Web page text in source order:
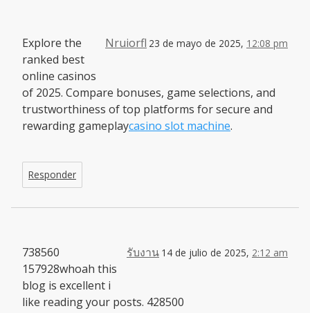
Nruiorfl 23 de mayo de 2025, 12:08 pm
Explore the
ranked best
online casinos
of 2025. Compare bonuses, game selections, and
trustworthiness of top platforms for secure and
rewarding gameplaycasino slot machine.
Responder
รับงาน 14 de julio de 2025, 2:12 am
738560
157928whoah this
blog is excellent i
like reading your posts. 428500